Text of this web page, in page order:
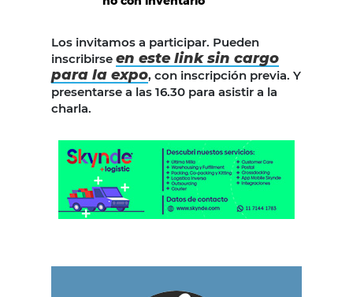
Los invitamos a participar. Pueden
inscribirse en este link sin cargo
para la expo, con inscripción previa. Y
presentarse a las 16.30 para asistir a la
charla.